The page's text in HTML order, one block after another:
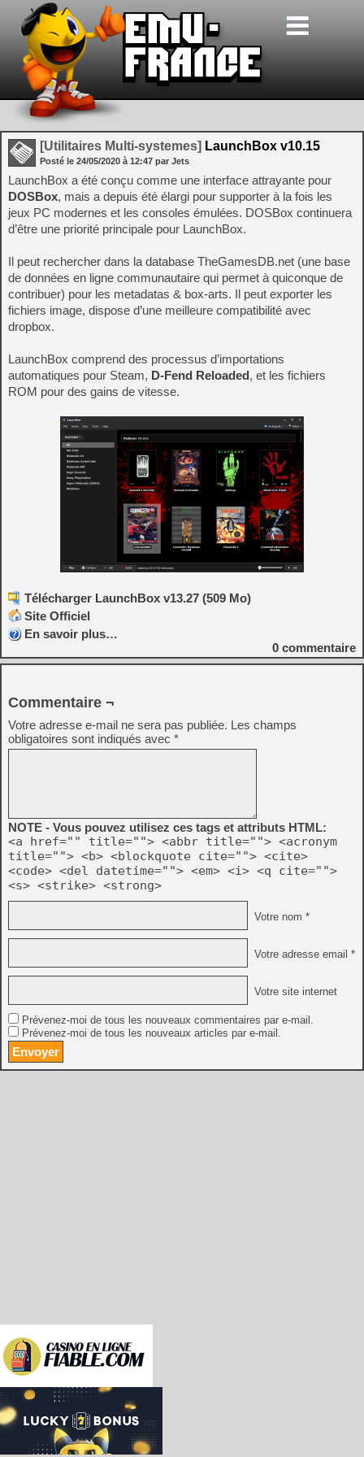
[Utilitaires Multi-systemes] LaunchBox v10.15
Posté le 24/05/2020 à 12:47 par Jets
LaunchBox a été conçu comme une interface attrayante pour
DOSBox, mais a depuis été élargi pour supporter à la fois les
jeux PC modernes et les consoles émulées. DOSBox continuera
d’être une priorité principale pour LaunchBox.
Il peut rechercher dans la database TheGamesDB.net (une base
de données en ligne communautaire qui permet à quiconque de
contribuer) pour les metadatas & box-arts. Il peut exporter les
fichiers image, dispose d’une meilleure compatibilité avec
dropbox.
LaunchBox comprend des processus d’importations
automatiques pour Steam, D-Fend Reloaded, et les fichiers
ROM pour des gains de vitesse.
Télécharger LaunchBox v13.27 (509 Mo)
Site Officiel
En savoir plus…
0 commentaire
Commentaire ¬
Votre adresse e-mail ne sera pas publiée. Les champs
obligatoires sont indiqués avec *
NOTE - Vous pouvez utilisez ces tags et attributs HTML:
<a href="" title=""> <abbr title=""> <acronym
title=""> <b> <blockquote cite=""> <cite>
<code> <del datetime=""> <em> <i> <q cite="">
<s> <strike> <strong>
Votre nom *
Votre adresse email *
Votre site internet
Prévenez-moi de tous les nouveaux commentaires par e-mail.
Prévenez-moi de tous les nouveaux articles par e-mail.